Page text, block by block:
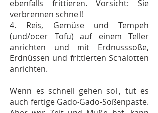
ebenfalls frittieren. Vorsicht: Sie
verbrennen schnell!
4. Reis, Gemüse und Tempeh
(und/oder Tofu) auf einem Teller
anrichten und mit Erdnusssoße,
Erdnüssen und frittierten Schalotten
anrichten.
Wenn es schnell gehen soll, tut es
auch fertige Gado-Gado-Soßenpaste.